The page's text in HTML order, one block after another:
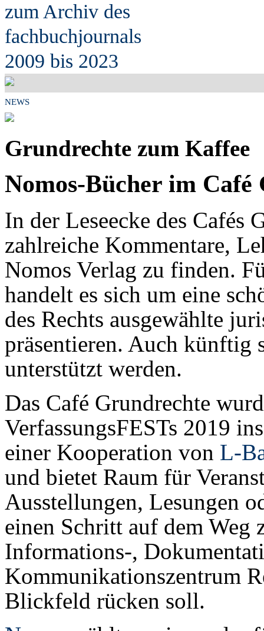
zum Archiv des
fachbuchjournals
2009 bis 2023
NEWS
Grundrechte zum Kaffee
Nomos-Bücher im
In der Leseecke des Cafés
zahlreiche Kommentare,
Nomos Verlag zu finden.
handelt es sich um eine
des Rechts ausgewählte
präsentieren. Auch künftig
unterstützt werden.
Das Café Grundrechte
VerfassungsFESTs 2019
einer Kooperation von L-
und bietet Raum für
Ausstellungen, Lesungen
einen Schritt auf dem Weg
Informations-,
Kommunikationszentrum
Blickfeld rücken soll.